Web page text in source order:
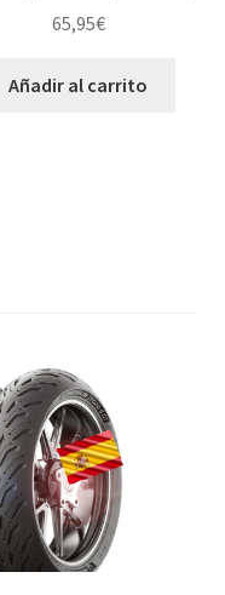
65,95€
Añadir al carrito